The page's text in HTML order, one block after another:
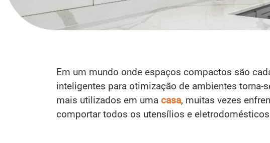
Em um mundo onde espaços compactos são
inteligentes para otimização de ambientes torna-
mais utilizados em uma casa, muitas vezes
comportar todos os utensílios e